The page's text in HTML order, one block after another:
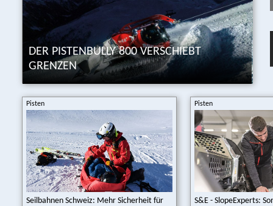
DER PISTENBULLY 800 VERSCHIEBT
GRENZEN
Pisten
Seilbahnen Schweiz: Mehr Sicherheit für
Pisten
S&E - SlopeExperts: